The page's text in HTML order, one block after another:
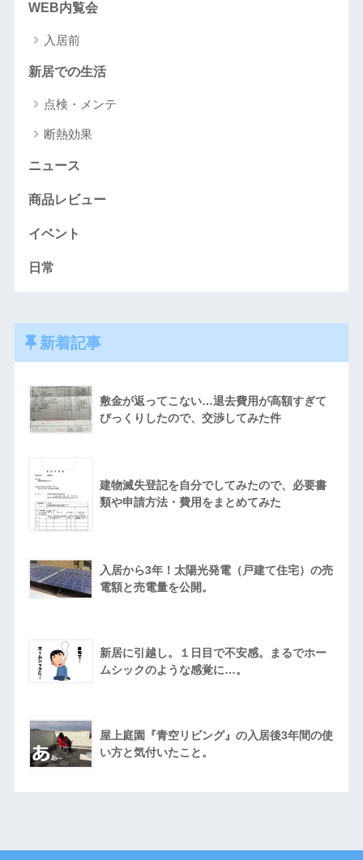
WEB内覧会
入居前
新居での生活
点検・メンテ
断熱効果
ニュース
商品レビュー
イベント
日常
新着記事
敷金が返ってこない…退去費用が高額すぎて
びっくりしたので、交渉してみた件
建物滅失登記を自分でしてみたので、必要書
類や申請方法・費用をまとめてみた
入居から3年！太陽光発電（戸建て住宅）の売
電額と売電量を公開。
新居に引越し。１日目で不安感。まるでホー
ムシックのような感覚に…。
屋上庭園『青空リビング』の入居後3年間の使
い方と気付いたこと。